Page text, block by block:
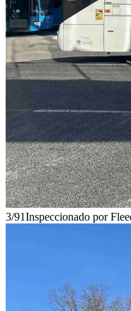
3/91Inspeccionado por